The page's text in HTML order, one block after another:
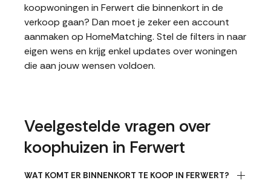
koopwoningen in Ferwert die binnenkort in de
verkoop gaan? Dan moet je zeker een account
aanmaken op HomeMatching. Stel de filters in naar
eigen wens en krijg enkel updates over woningen
die aan jouw wensen voldoen.
Veelgestelde vragen over
koophuizen in Ferwert
WAT KOMT ER BINNENKORT TE KOOP IN FERWERT?